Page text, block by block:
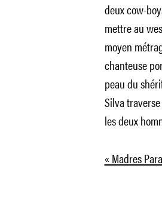
deux cow-
mettre au
moyen
chanteuse
peau du
Silva
les deux
« Madres